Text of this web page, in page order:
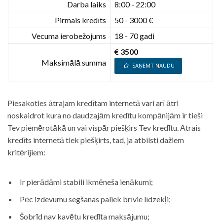
Darba laiks
8:00 - 22:00
Pirmais kredīts
50 - 3000 €
Vecuma ierobežojums
18 - 70 gadi
Maksimālā summa
€ 3500
SAŅEMT NAUDU
Piesakoties ātrajam kredītam internetā vari arī ātri
noskaidrot kura no daudzajām kredītu kompānijām ir tieši
Tev piemērotākā un vai vispār piešķirs Tev kredītu. Ātrais
kredīts internetā tiek piešķirts, tad, ja atbilsti dažiem
kritērijiem:
Ir pierādāmi stabili ikmēneša ienākumi;
Pēc izdevumu segšanas paliek brīvie līdzekļi;
Šobrīd nav kavētu kredīta maksājumu;